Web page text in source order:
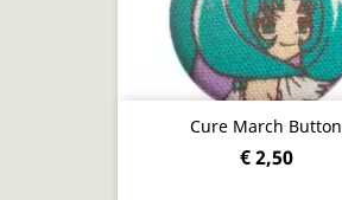
Cure March Button
€ 2,50